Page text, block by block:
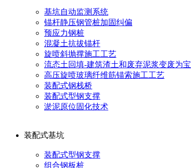
基坑自动监测系统
锚杆静压钢管桩加固纠偏
预应力钢桩
混凝土抗拔锚杆
旋喷斜抛撑施工工艺
流态土回填-建筑渣土和废弃泥浆变废为宝
高压旋喷玻璃纤维筋锚索施工工艺
装配式钢栈桥
装配式型钢支撑
淤泥原位固化技术
装配式基坑
装配式型钢支撑
组合钢板桩